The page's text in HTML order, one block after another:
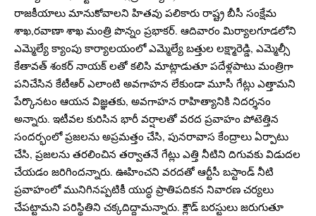
రాజకీయాలు మానుకోవాలని హితవు పలికారు రాష్ట్ర బీసీ సంక్షేమ
శాఖ,రవాణా శాఖ మంత్రి పొన్నం ప్రభాకర్. ఆదివారం మిర్యాలగూడలోని
ఎమ్మెల్యే క్యాంపు కార్యాలయంలో ఎమ్మెల్యే బత్తుల లక్ష్మారెడ్డి, ఎమ్మెల్సీ
కేతావత్ శంకర్ నాయక్ లతో కలిసి మాట్లాడుతూ పదేళ్లపాటు మంత్రిగా
పనిచేసిన కేటీఆర్ ఎలాంటి అవగాహన లేకుండా మూసీ గేట్లు ఎత్తామని
పేర్కొనటం ఆయన విజ్ఞతకు, అవగాహన రాహిత్యానికి నిదర్శనం
అన్నారు. ఇటీవల కురిసిన భారీ వర్షాలతో వరద ప్రవాహం పోటెత్తిన
సందర్భంలో ప్రజలను అప్రమత్తం చేసి, పునరావాస కేంద్రాలు ఏర్పాటు
చేసి, ప్రజలను తరలించిన తర్వాతనే గేట్లు ఎత్తి నీటిని దిగువకు విడుదల
చేయడం జరిగిందన్నారు. ఊహించని వరదతో ఆర్టీసీ బస్టాండ్ నీటి
ప్రవాహంలో మునిగినప్పటికీ యుద్ధ ప్రాతిపదికన నివారణ చర్యలు
చేపట్టామని పరిస్థితిని చక్కదిద్దామన్నారు. క్లౌడ్ బరస్టులు జరుగుతూ